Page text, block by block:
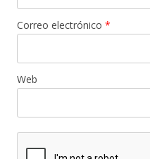
Correo electrónico *
Web